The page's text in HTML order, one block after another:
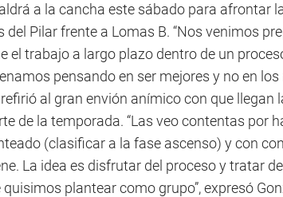
a la cancha este sábado para afrontar
del Pilar frente a Lomas B. “Nos venimos
el trabajo a largo plazo dentro de un
pensando en ser mejores y no en los
al gran envión anímico con que llegan
de la temporada. “Las veo contentas por
(clasificar a la fase ascenso) y con
La idea es disfrutar del proceso y tratar
plantear como grupo”, expresó